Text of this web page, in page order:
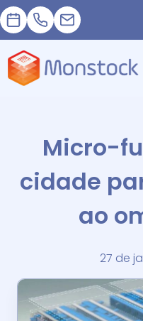
Nomeação
+33 1 83 62 25 41
Micro-
cidade
ao
27 de